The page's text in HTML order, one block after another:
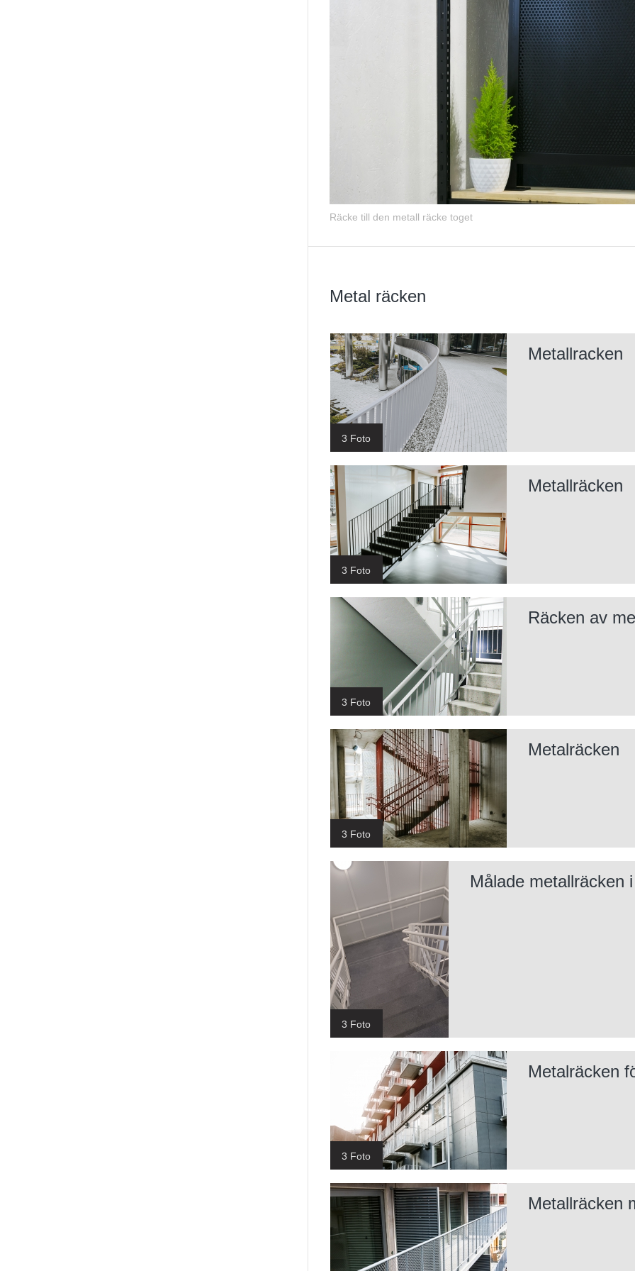
Räcke till den metall räcke toget
Metal räcken
3 Foto
Metallracken
3 Foto
Metallräcken
3 Foto
Räcken av
3 Foto
Metalräcken
3 Foto
Målade metallräcken
3 Foto
Metalräcken
Metallräcken